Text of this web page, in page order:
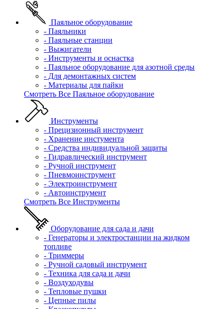
Паяльное оборудование
- Паяльники
- Паяльные станции
- Выжигатели
- Инструменты и оснастка
- Паяльное оборудование для азотной среды
- Для демонтажных систем
- Материалы для пайки
Смотреть Все Паяльное оборудование
Инструменты
- Прецизионный инструмент
- Хранение инстумента
- Средства индивидуальной защиты
- Гидравлический инструмент
- Ручной инструмент
- Пневмоинструмент
- Электроинструмент
- Автоинструмент
Смотреть Все Инструменты
Оборудование для сада и дачи
- Генераторы и электростанции на жидком
топливе
- Триммеры
- Ручной садовый инструмент
- Техника для сада и дачи
- Воздуходувы
- Тепловые пушки
- Цепные пилы